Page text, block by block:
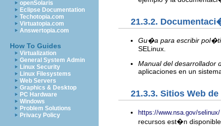
openSolaris
Eclipse Documentation
Techotopia.com
Virtuatopia.com
Answertopia.com
How To Guides
Virtualization
General System Admin
Linux Security
Linux Filesystems
Web Servers
Graphics & Desktop
PC Hardware
Windows
Problem Solutions
Privacy Policy
21.3.2.
Gu�a para escribir
SELinux.
Manual del desarrollador
aplicaciones en un
21.3.3. Sitios Web
https://www.nsa.gov/selinux/
recursos est�n